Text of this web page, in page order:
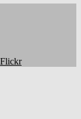
Flickr